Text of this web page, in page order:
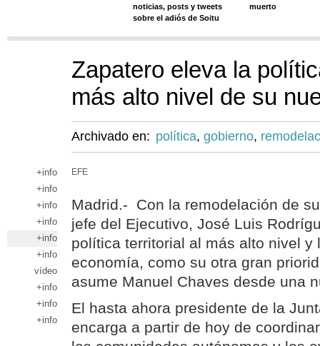
noticias, posts y tweets
sobre el adiós de Soitu
muerto
Zapatero eleva la
más alto nivel de su
Archivado en: política, gobierno,
+info
+info
+info
+info
+info
+info
vídeo
+info
+info
+info
EFE
Madrid.- Con la remodelación de
jefe del Ejecutivo, José Luis
política territorial al más alto nivel y
economía, como su otra gran
asume Manuel Chaves desde una
El hasta ahora presidente de la
encarga a partir de hoy de